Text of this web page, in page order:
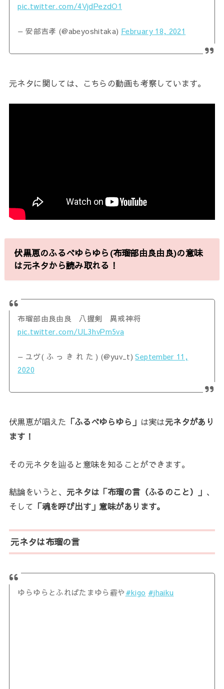
pic.twitter.com/4VjdPezdO1
— 安部吉孝 (@abeyoshitaka) February 18, 2021
元ネタに関しては、こちらの動画も考察しています。
伏黒恵のふるべゆらゆら(布瑠部由良由良)の意味
は元ネタから読み取れる！
布瑠部由良由良 八握剣 異戒神将
pic.twitter.com/UL3hvPm5va
— ユヴ( ふ っ き れ た ) (@yuv_t)September 11,
2020
伏黒恵が唱えた 「ふるべゆらゆら」 は実は元ネタがあり
ます！
その元ネタを辿ると意味を知ることができます。
結論をいうと、 元ネタは「布瑠の言（ふるのこと）」 、
そして 「魂を呼び出す」 意味があります。
元ネタは布瑠の言
ゆらゆらとふればたまゆら霾や #kigo #jhaiku